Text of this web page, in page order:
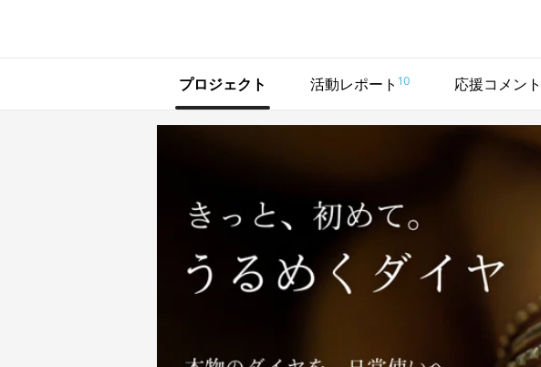
プロジェクト 活動レポート 10 応援コメント